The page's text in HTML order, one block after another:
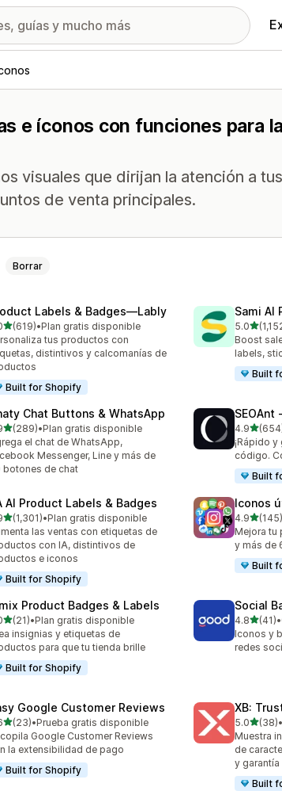
e íconos con funciones para la
visuales que dirijan la atención a tus
de venta principales.
Borrar
Labels & Badges—Lably
de 5 estrellas
(619)
reseñas en total
•Plan gratis disponible
tus productos con
distintivos y calcomanías de
Built for Shopify
Sami AI
5.0de 5
1152
Boost
labels,
Built
Chat Buttons & WhatsApp
de 5 estrellas
(289)
reseñas en total
•Plan gratis disponible
el chat de WhatsApp,
Messenger, Line y más de
botones de chat
SEOAnt
4.9de 5
654
¡Rápido
código.
Built
AI Product Labels & Badges
de 5 estrellas
(1,301)
reseñas en total
•Plan gratis disponible
las ventas con etiquetas de
con IA, distintivos de
e iconos
Built for Shopify
Iconos
4.9de 5(145)
145
Mejora tu
y más de
Built
Product Badges & Labels
de 5 estrellas
(21)
reseñas en total
•Plan gratis disponible
insignias y etiquetas de
para que tu tienda brille
Built for Shopify
Social
4.8de 5(41)
41 •
Iconos y
redes
Google Customer Reviews
de 5 estrellas
(23)
reseñas en total
•Prueba gratis disponible
Google Customer Reviews
la extensibilidad de pago
Built for Shopify
XB:
5.0de 5(38)
38 •
Muestra
de
y garantía
Built